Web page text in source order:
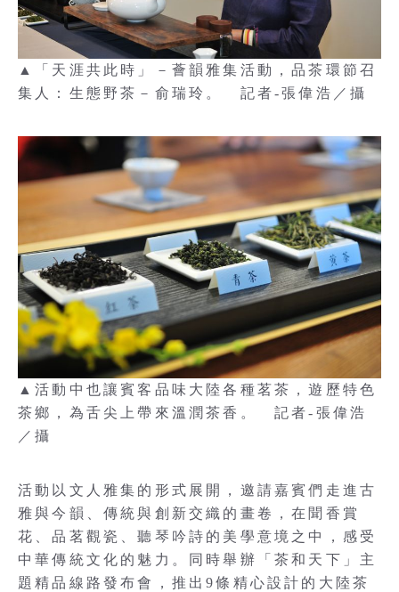
▲「天涯共此時」－薈韻雅集活動，品茶環節召
集人：生態野茶－俞瑞玲。 記者-張偉浩／攝
▲活動中也讓賓客品味大陸各種茗茶，遊歷特色
茶鄉，為舌尖上帶來溫潤茶香。 記者-張偉浩
／攝
活動以文人雅集的形式展開，邀請嘉賓們走進古
雅與今韻、傳統與創新交織的畫卷，在聞香賞
花、品茗觀瓷、聽琴吟詩的美學意境之中，感受
中華傳統文化的魅力。同時舉辦「茶和天下」主
題精品線路發布會，推出9條精心設計的大陸茶